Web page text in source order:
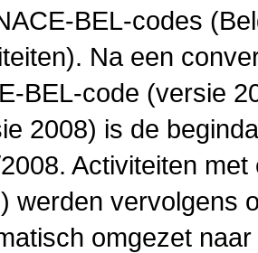
BEL-codes
Na een
BEL-code (versie
2008) is de
Activiteiten
werden vervolgens
omgezet